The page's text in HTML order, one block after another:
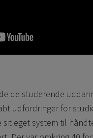
de studerende
udfordringer for
eget system til